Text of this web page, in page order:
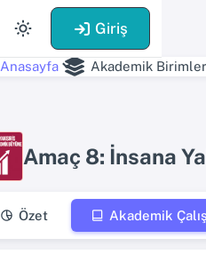
Giriş
Anasayfa Akademik Birimler
Amaç 8: İnsana
Özet Akademik